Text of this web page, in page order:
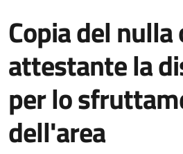
Copia del nulla
attestante la
per lo
dell'area